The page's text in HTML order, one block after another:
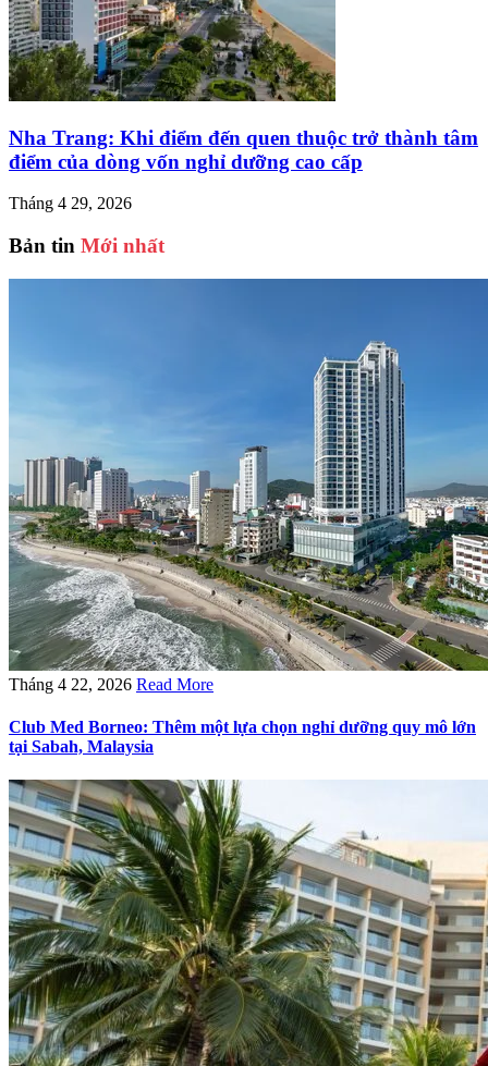
Nha Trang: Khi điểm đến quen thuộc trở thành tâm
điểm của dòng vốn nghỉ dưỡng cao cấp
Tháng 4 29, 2026
Bản tin Mới nhất
Tháng 4 22, 2026 Read More
Club Med Borneo: Thêm một lựa chọn nghỉ dưỡng quy mô lớn
tại Sabah, Malaysia